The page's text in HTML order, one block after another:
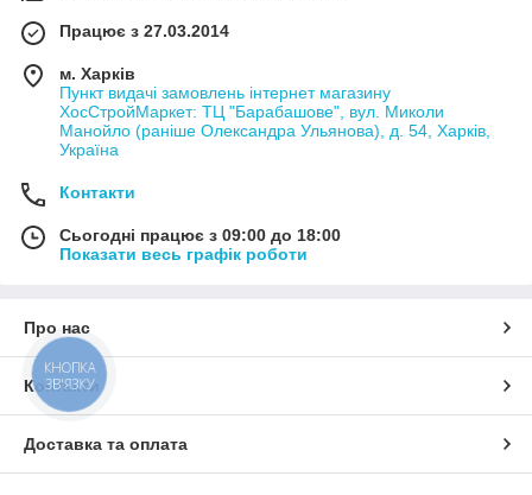
Працює з 27.03.2014
м. Харків
Пункт видачі замовлень інтернет магазину
ХосСтройМаркет: ТЦ "Барабашове", вул. Миколи
Манойло (раніше Олександра Ульянова), д. 54, Харків,
Україна
Контакти
Сьогодні працює з 09:00 до 18:00
Показати весь графік роботи
Про нас
Контакти
Доставка та оплата
КНОПКА
ЗВ'ЯЗКУ